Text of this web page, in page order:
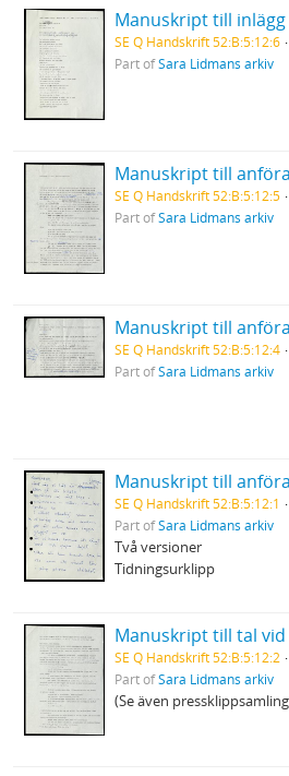
Manuskript till inlägg
SE Q Handskrift 52:B:5:12:6
Part ofSara Lidmans arkiv
SE Q Handskrift 52:B:5:12:5
Part ofSara Lidmans arkiv
SE Q Handskrift 52:B:5:12:4
Part ofSara Lidmans arkiv
SE Q Handskrift 52:B:5:12:1
Part ofSara Lidmans arkiv
Två versioner
Tidningsurklipp
SE Q Handskrift 52:B:5:12:2
Part ofSara Lidmans arkiv
(Se även